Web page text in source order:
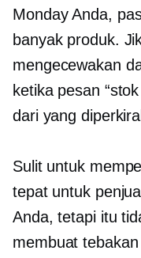
Monday Anda,
banyak produk.
mengecewakan
ketika pesan
dari yang
Sulit untuk
tepat untuk
Anda, tetapi itu
membuat